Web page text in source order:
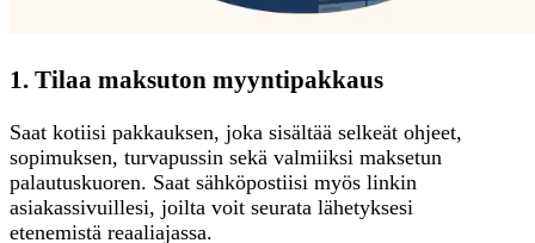
1. Tilaa maksuton myyntipakkaus
Saat kotiisi pakkauksen, joka sisältää selkeät ohjeet,
sopimuksen, turvapussin sekä valmiiksi maksetun
palautuskuoren. Saat sähköpostiisi myös linkin
asiakassivuillesi, joilta voit seurata lähetyksesi
etenemistä reaaliajassa.